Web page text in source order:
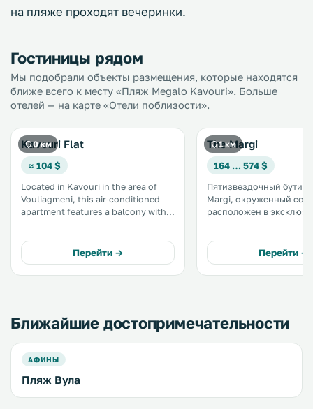
на пляже проходят вечеринки.
Гостиницы рядом
Мы подобрали объекты размещения, которые находятся
ближе всего к месту «Пляж Megalo Kavouri». Больше
отелей — на карте «Отели поблизости».
0 км
Kavouri Flat
≈ 104 $
Located in Kavouri in the area of
Vouliagmeni, this air-conditioned
apartment features a balcony with
is within a 5-minute walk from the
beach. .
Перейти →
1 км
The Margi
164 … 574 $
Пятизвездочный бутик-
Margi, окруженный
расположен в
Перейти →
Ближайшие достопримечательности
АФИНЫ
Пляж Вула